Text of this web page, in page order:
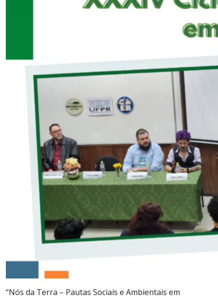
“Nós da Terra – Pautas Sociais e Ambientais em